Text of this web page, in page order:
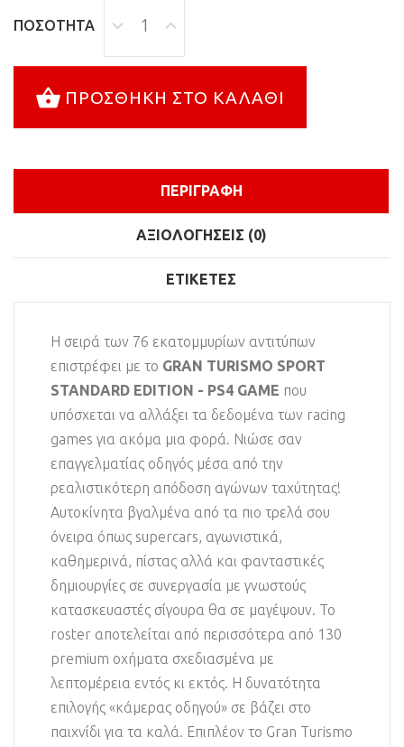
ΠΟΣΌΤΗΤΑ
ΠΡΟΣΘΉΚΗ ΣΤΟ ΚΑΛΆΘΙ
ΠΕΡΙΓΡΑΦΉ
ΑΞΙΟΛΟΓΉΣΕΙΣ (0)
ΕΤΙΚΈΤΕΣ
Η σειρά των 76 εκατομμυρίων αντιτύπων
επιστρέφει με το GRAN TURISMO SPORT
STANDARD EDITION - PS4 GAME που
υπόσχεται να αλλάξει τα δεδομένα των racing
games για ακόμα μια φορά. Νιώσε σαν
επαγγελματίας οδηγός μέσα από την
ρεαλιστικότερη απόδοση αγώνων ταχύτητας!
Αυτοκίνητα βγαλμένα από τα πιο τρελά σου
όνειρα όπως supercars, αγωνιστικά,
καθημερινά, πίστας αλλά και φανταστικές
δημιουργίες σε συνεργασία με γνωστούς
κατασκευαστές σίγουρα θα σε μαγέψουν. Το
roster αποτελείται από περισσότερα από 130
premium οχήματα σχεδιασμένα με
λεπτομέρεια εντός κι εκτός. Η δυνατότητα
επιλογής «κάμερας οδηγού» σε βάζει στο
παιχνίδι για τα καλά. Επιπλέον το Gran Turismo